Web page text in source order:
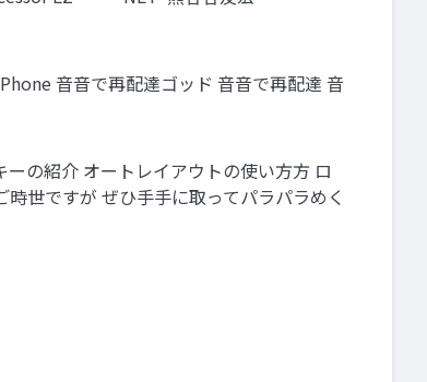
⾳音で再配達ゴッド ⾳音で再配達 ⾳
ーの紹介 オートレイアウトの使い⽅方 ロ
世ですが ぜひ⼿手に取ってパラパラめく